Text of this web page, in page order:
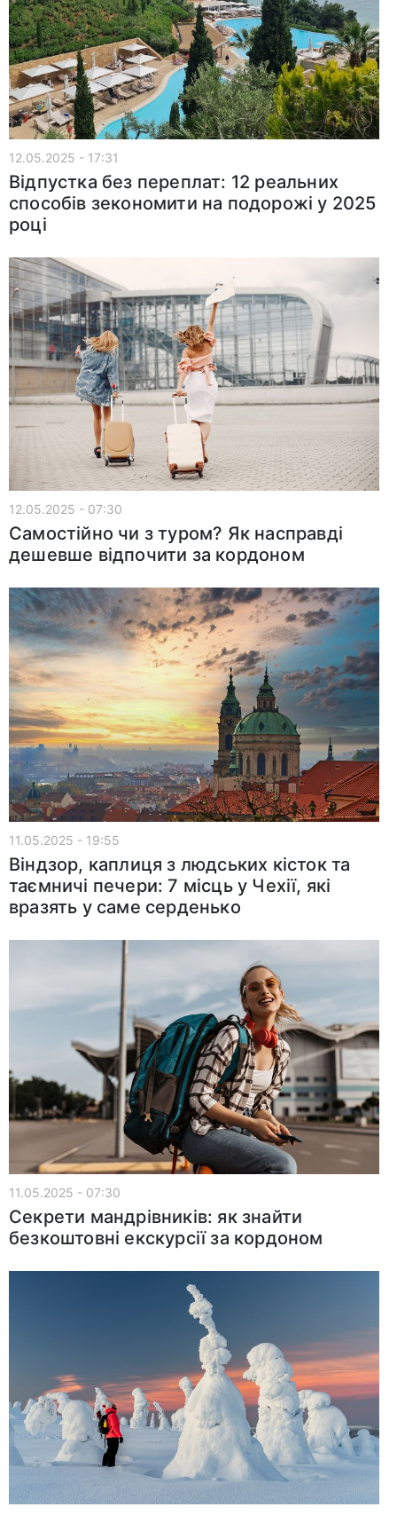
12.05.2025 - 17:31
Відпустка без переплат: 12 реальних
способів зекономити на подорожі у 2025
році
12.05.2025 - 07:30
Самостійно чи з туром? Як насправді
дешевше відпочити за кордоном
11.05.2025 - 19:55
Віндзор, каплиця з людських кісток та
таємничі печери: 7 місць у Чехії, які
вразять у саме серденько
11.05.2025 - 07:30
Секрети мандрівників: як знайти
безкоштовні екскурсії за кордоном